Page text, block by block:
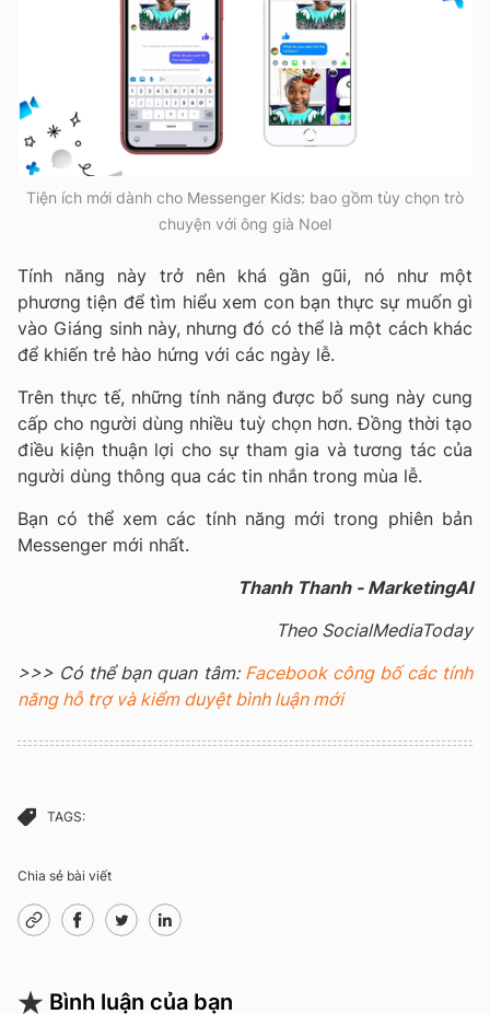
Tiện ích mới dành cho Messenger Kids: bao gồm tùy chọn trò
chuyện với ông già Noel
Tính năng này trở nên khá gần gũi, nó như một
phương tiện để tìm hiểu xem con bạn thực sự muốn gì
vào Giáng sinh này, nhưng đó có thể là một cách khác
để khiến trẻ hào hứng với các ngày lễ.
Trên thực tế, những tính năng được bổ sung này cung
cấp cho người dùng nhiều tuỳ chọn hơn. Đồng thời tạo
điều kiện thuận lợi cho sự tham gia và tương tác của
người dùng thông qua các tin nhắn trong mùa lễ.
Bạn có thể xem các tính năng mới trong phiên bản
Messenger mới nhất.
Thanh Thanh - MarketingAI
Theo SocialMediaToday
>>> Có thể bạn quan tâm: Facebook công bố các tính
năng hỗ trợ và kiểm duyệt bình luận mới
TAGS:
Chia sẻ bài viết
Bình luận của bạn